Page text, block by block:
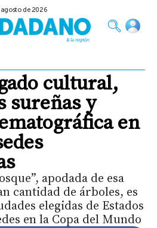
de 2026
cultural,
sureñas y
en
apodada de esa
cantidad de árboles, es
elegidas de Estados
en la Copa del Mundo